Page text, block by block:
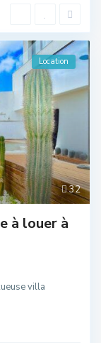
32
Location
à louer à
villa